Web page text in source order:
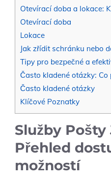
Otevírací doba a lokace:
Otevírací doba
Lokace
Jak zřídit schránku nebo
Tipy pro bezpečné a
Často kladené otázky: Co
Často kladené otázky
Klíčové Poznatky
Služby Pošty
Přehled
možností